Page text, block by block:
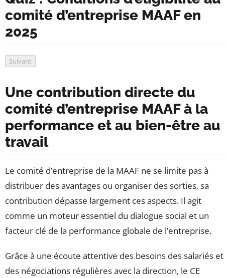
comité d’entreprise MAAF en
2025
Suivant
Une contribution directe du
comité d’entreprise MAAF à la
performance et au bien-être au
travail
Le comité d’entreprise de la MAAF ne se limite pas à
distribuer des avantages ou organiser des sorties, sa
contribution dépasse largement ces aspects. Il agit
comme un moteur essentiel du dialogue social et un
facteur clé de la performance globale de l’entreprise.
Grâce à une écoute attentive des besoins des salariés et
des négociations régulières avec la direction, le CE